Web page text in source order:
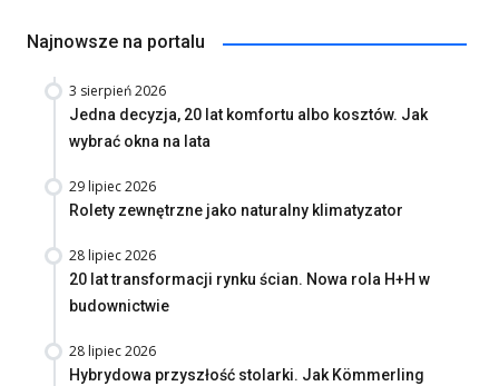
Najnowsze na portalu
3 sierpień 2026
Jedna decyzja, 20 lat komfortu albo kosztów. Jak
wybrać okna na lata
29 lipiec 2026
Rolety zewnętrzne jako naturalny klimatyzator
28 lipiec 2026
20 lat transformacji rynku ścian. Nowa rola H+H w
budownictwie
28 lipiec 2026
Hybrydowa przyszłość stolarki. Jak Kömmerling